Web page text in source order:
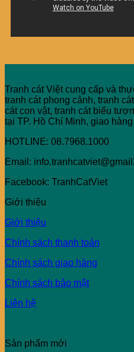
Tranh cát Việt cung cấp và
tranh cát phong cảnh, tranh
cát con vật, tranh cát biểu
tại TP. Hồ Chí Minh, giao
HOTLINE: 08.7968.1000
Email:
Facebook: TranhCatViet
Giới thiệu
Giới thiệu
Chính sách thanh toán
Chính sách giao hàng
Chính sách bảo mật
Liên hệ
Sản phẩm mới